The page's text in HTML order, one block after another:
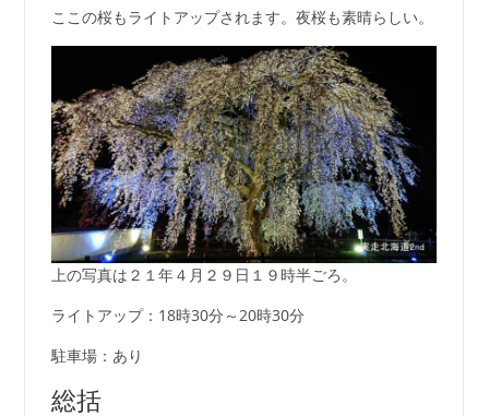
ここの桜もライトアップされます。夜桜も素晴らしい。
上の写真は２１年４月２９日１９時半ごろ。
ライトアップ：18時30分～20時30分
駐車場：あり
総括